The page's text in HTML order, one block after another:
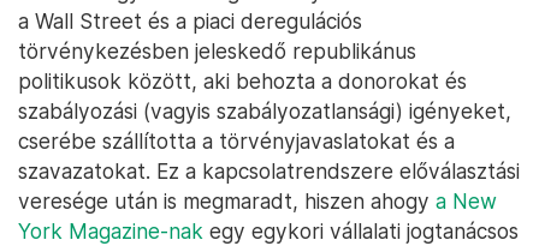
a Wall Street és a piaci deregulációs
törvénykezésben jeleskedő republikánus
politikusok között, aki behozta a donorokat és
szabályozási (vagyis szabályozatlansági) igényeket,
cserébe szállította a törvényjavaslatokat és a
szavazatokat. Ez a kapcsolatrendszere előválasztási
veresége után is megmaradt, hiszen ahogy a New
York Magazine-nak egy egykori vállalati jogtanácsos